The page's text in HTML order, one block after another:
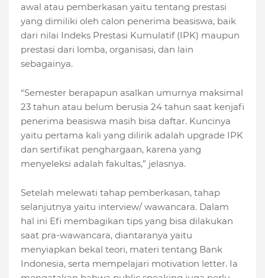
awal atau pemberkasan yaitu tentang prestasi
yang dimiliki oleh calon penerima beasiswa, baik
dari nilai Indeks Prestasi Kumulatif (IPK) maupun
prestasi dari lomba, organisasi, dan lain
sebagainya.
“Semester berapapun asalkan umurnya maksimal
23 tahun atau belum berusia 24 tahun saat kenjafi
penerima beasiswa masih bisa daftar. Kuncinya
yaitu pertama kali yang dilirik adalah upgrade IPK
dan sertifikat penghargaan, karena yang
menyeleksi adalah fakultas,” jelasnya.
Setelah melewati tahap pemberkasan, tahap
selanjutnya yaitu interview/ wawancara. Dalam
hal ini Efi membagikan tips yang bisa dilakukan
saat pra-wawancara, diantaranya yaitu
menyiapkan bekal teori, materi tentang Bank
Indonesia, serta mempelajari motivation letter. Ia